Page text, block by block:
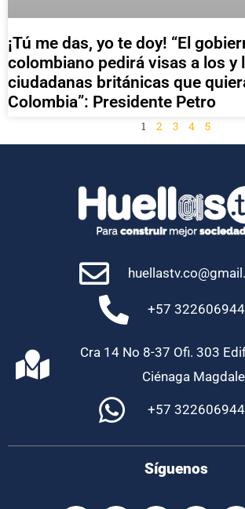
¡Tú me das, yo te doy! “El
colombiano pedirá visas a los y
ciudadanas británicas que
Colombia”: Presidente Petro
1 2 3 4 5
+57
Cra 14 No 8-37 Ofi. 303
Ciénaga
+57
Síguenos